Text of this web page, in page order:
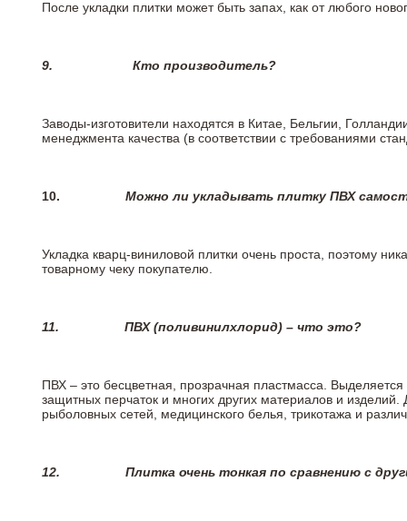
После укладки плитки может быть запах, как от любого
9. Кто производитель?
Заводы-изготовители находятся в Китае, Бельгии,
менеджмента качества (в соответствии с требованиями
10. Можно ли укладывать плитку ПВХ
Укладка кварц-виниловой плитки очень проста, поэтому
товарному чеку покупателю.
11. ПВХ (поливинилхлорид) – что это?
ПВХ – это бесцветная, прозрачная пластмасса.
защитных перчаток и многих других материалов и
рыболовных сетей, медицинского белья, трикотажа и
12. Плитка очень тонкая по сравнению с